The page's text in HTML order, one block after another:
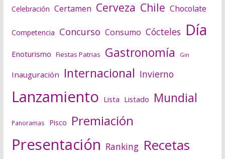
Celebración Certamen Cerveza Chile Chocolate
Competencia Concurso Consumo Cócteles Día
Enoturismo Fiestas Patrias Gastronomía Gin
Inauguración Internacional Invierno
Lanzamiento Lista Listado Mundial
Panoramas Pisco Premiación
Presentación Ranking Recetas